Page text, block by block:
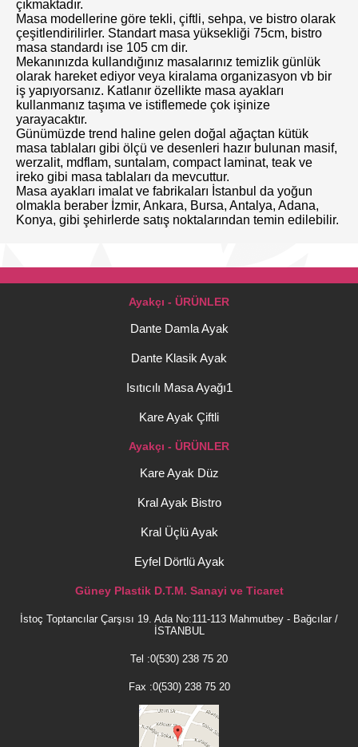
çıkmaktadır.
Masa modellerine göre tekli, çiftli, sehpa, ve bistro olarak
çeşitlendirilirler. Standart masa yüksekliği 75cm, bistro
masa standardı ise 105 cm dir.
Mekanınızda kullandığınız masalarınız temizlik günlük
olarak hareket ediyor veya kiralama organizasyon vb bir
iş yapıyorsanız. Katlanır özellikte masa ayakları
kullanmanız taşıma ve istiflemede çok işinize
yarayacaktır.
Günümüzde trend haline gelen doğal ağaçtan kütük
masa tablaları gibi ölçü ve desenleri hazır bulunan masif,
werzalit, mdflam, suntalam, compact laminat, teak ve
ireko gibi masa tablaları da mevcuttur.
Masa ayakları imalat ve fabrikaları İstanbul da yoğun
olmakla beraber İzmir, Ankara, Bursa, Antalya, Adana,
Konya, gibi şehirlerde satış noktalarından temin edilebilir.
Ayakçı - ÜRÜNLER
Dante Damla Ayak
Dante Klasik Ayak
Isıtıcılı Masa Ayağı1
Kare Ayak Çiftli
Ayakçı - ÜRÜNLER
Kare Ayak Düz
Kral Ayak Bistro
Kral Üçlü Ayak
Eyfel Dörtlü Ayak
Güney Plastik D.T.M. Sanayi ve Ticaret
İstoç Toptancılar Çarşısı 19. Ada No:111-113 Mahmutbey - Bağcılar /
İSTANBUL
Tel :0(530) 238 75 20
Fax :0(530) 238 75 20